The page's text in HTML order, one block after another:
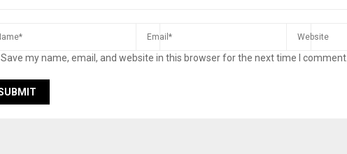
Save my name, email, and website in this browser for the next time I comment.